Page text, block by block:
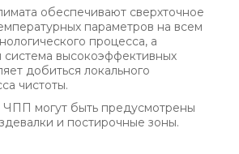
обеспечивают сверхточное
параметров на всем
процесса, а
система высокоэффективных
добиться локального
чистоты.
ЧПП могут быть предусмотрены
и постирочные зоны.